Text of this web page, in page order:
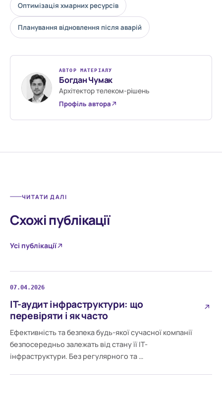
Оптимізація хмарних ресурсів
Планування відновлення після аварій
АВТОР МАТЕРІАЛУ
Богдан Чумак
Архітектор телеком-рішень
Профіль автора
ЧИТАТИ ДАЛІ
Схожі публікації
Усі публікації
07.04.2026
IT-аудит інфраструктури: що
перевіряти і як часто
Ефективність та безпека будь-якої сучасної компанії
безпосередньо залежать від стану її ІТ-
інфраструктури. Без регулярного та …